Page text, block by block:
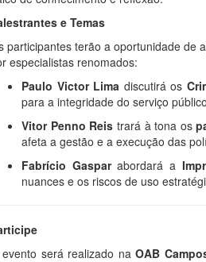
e Temas
participantes terão a oportunidade de
especialistas renomados:
Paulo Victor Lima discutirá os
para a integridade do serviço
Vitor Penno Reis trará à tona os
afeta a gestão e a execução das
Fabrício Gasparabordará a
nuances e os riscos de uso
será realizado naOAB